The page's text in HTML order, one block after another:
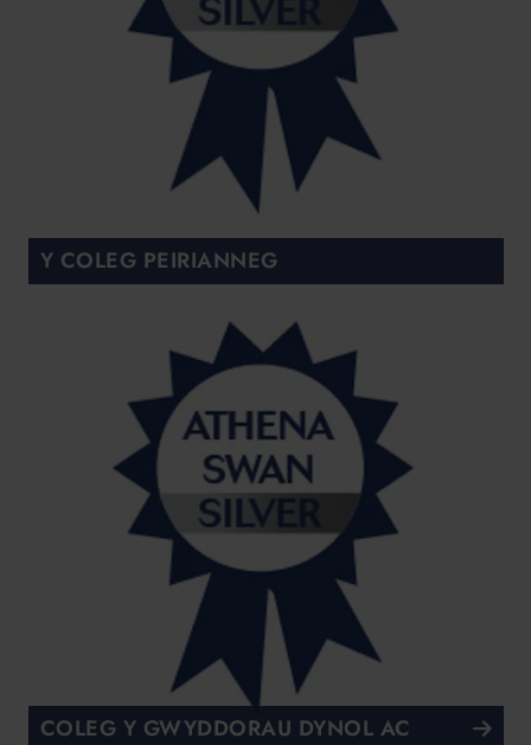
Y COLEG PEIRIANNEG
COLEG Y GWYDDORAU DYNOL AC